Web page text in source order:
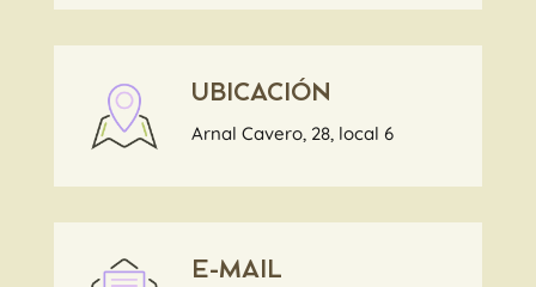
UBICACIÓN
Arnal Cavero, 28, local 6
E-MAIL